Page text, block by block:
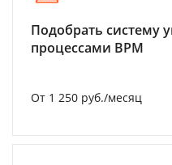
Подобрать систему
процессами BPM
От 1 250 руб./месяц